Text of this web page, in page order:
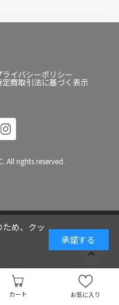
カート お気に入り
ライバシーポリシー
定商取引法に基づく表示
All rights reserved.
め、クッ
承諾する